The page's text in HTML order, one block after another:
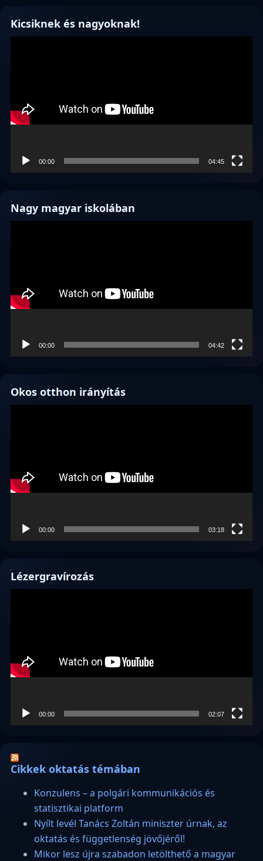
Kicsiknek és nagyoknak!
00:00 04:45
Nagy magyar iskolában
00:00 04:42
Okos otthon irányítás
00:00 03:18
Lézergravírozás
00:00 02:07
Cikkek oktatás témában
Konzulens – a polgári kommunikációs és
statisztikai platform
Nyílt levél Tanács Zoltán miniszter úrnak, az
oktatás és függetlenség jövőjéről!
Mikor lesz újra szabadon letölthető a magyar